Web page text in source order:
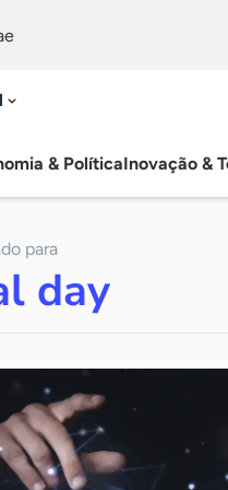
& PolíticaInovação &
para
day